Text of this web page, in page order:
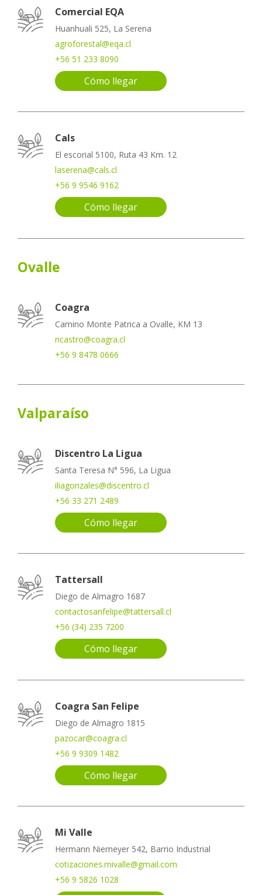
Comercial EQA
Huanhuali 525, La Serena
agroforestal@eqa.cl
+56 51 233 8090
Cómo llegar
Cals
El escorial 5100, Ruta 43 Km. 12
laserena@cals.cl
+56 9 9546 9162
Cómo llegar
Ovalle
Coagra
Camino Monte Patrica a Ovalle, KM 13
ncastro@coagra.cl
+56 9 8478 0666
Valparaíso
Discentro La Ligua
Santa Teresa N° 596, La Ligua
iliagonzales@discentro.cl
+56 33 271 2489
Cómo llegar
Tattersall
Diego de Almagro 1687
contactosanfelipe@tattersall.cl
+56 (34) 235 7200
Cómo llegar
Coagra San Felipe
Diego de Almagro 1815
pazocar@coagra.cl
+56 9 9309 1482
Cómo llegar
Mi Valle
Hermann Niemeyer 542, Barrio Industrial
cotizaciones.mivalle@gmail.com
+56 9 5826 1028